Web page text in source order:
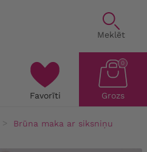
Meklēt
Favorīti Grozs
0
Brūna maka ar siksniņu